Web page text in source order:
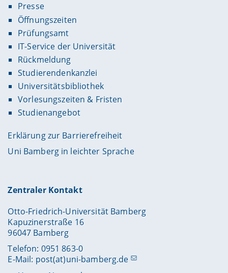
Presse
Öffnungszeiten
Prüfungsamt
IT-Service der Universität
Rückmeldung
Studierendenkanzlei
Universitätsbibliothek
Vorlesungszeiten & Fristen
Studienangebot
Erklärung zur Barrierefreiheit
Uni Bamberg in leichter Sprache
Zentraler Kontakt
Otto-Friedrich-Universität Bamberg
Kapuzinerstraße 16
96047 Bamberg
Telefon: 0951 863-0
E-Mail: post(at)uni-bamberg.de